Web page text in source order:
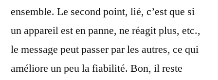
ensemble. Le second point, lié, c’est que si
un appareil est en panne, ne réagit plus, etc.,
le message peut passer par les autres, ce qui
améliore un peu la fiabilité. Bon, il reste